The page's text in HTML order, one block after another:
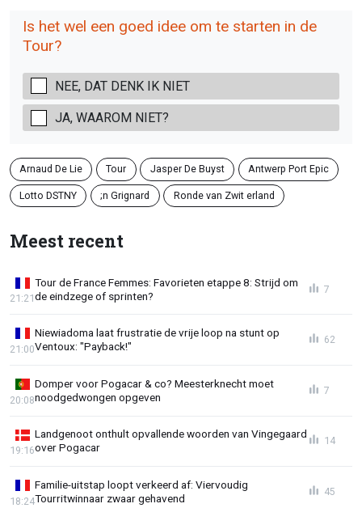
Is het wel een goed idee om te starten in de
Tour?
NEE, DAT DENK IK NIET
JA, WAAROM NIET?
Arnaud De Lie Tour Jasper De Buyst Antwerp Port Epic
Lotto DSTNY ;n Grignard Ronde van Zwit erland
Meest recent
Tour de France Femmes: Favorieten etappe 8: Strijd om
de eindzege of sprinten?
21:21
7
Niewiadoma laat frustratie de vrije loop na stunt op
Ventoux: "Payback!"
21:00
62
Domper voor Pogacar & co? Meesterknecht moet
noodgedwongen opgeven
20:08
7
Landgenoot onthult opvallende woorden van Vingegaard
over Pogacar
19:16
14
Familie-uitstap loopt verkeerd af: Viervoudig
Tourritwinnaar zwaar gehavend
18:24
45